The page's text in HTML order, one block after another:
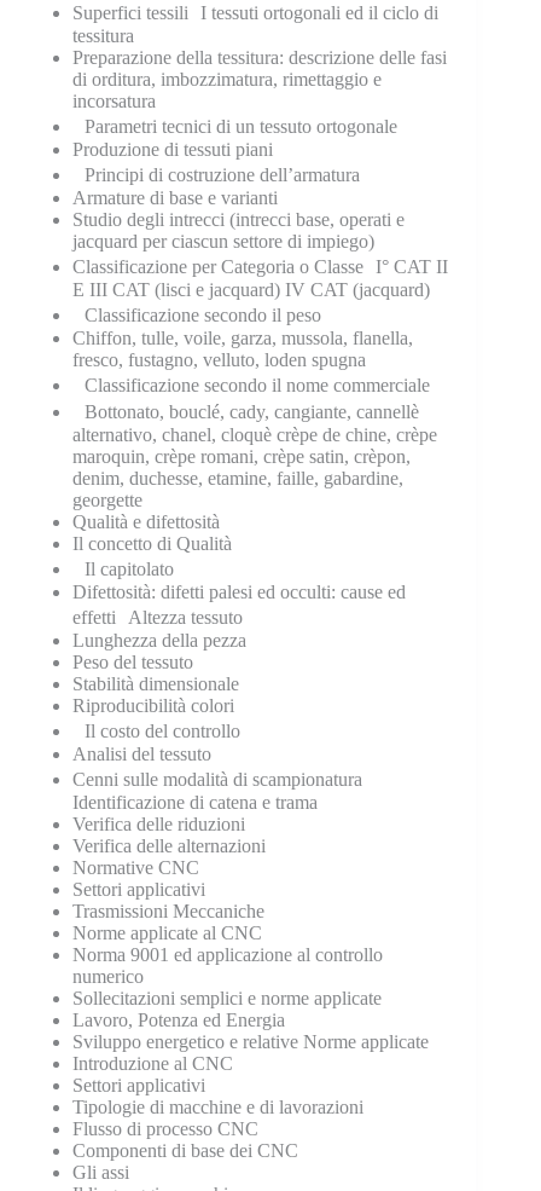
Superfici tessili I tessuti ortogonali ed il ciclo di
tessitura
Preparazione della tessitura: descrizione delle fasi
di orditura, imbozzimatura, rimettaggio e
incorsatura
Parametri tecnici di un tessuto ortogonale
Produzione di tessuti piani
Principi di costruzione dell’armatura
Armature di base e varianti
Studio degli intrecci (intrecci base, operati e
jacquard per ciascun settore di impiego)
Classificazione per Categoria o Classe I° CAT II
E III CAT (lisci e jacquard) IV CAT (jacquard)
Classificazione secondo il peso
Chiffon, tulle, voile, garza, mussola, flanella,
fresco, fustagno, velluto, loden spugna
Classificazione secondo il nome commerciale
Bottonato, bouclé, cady, cangiante, cannellè
alternativo, chanel, cloquè crèpe de chine, crèpe
maroquin, crèpe romani, crèpe satin, crèpon,
denim, duchesse, etamine, faille, gabardine,
georgette
Qualità e difettosità
Il concetto di Qualità
Il capitolato
Difettosità: difetti palesi ed occulti: cause ed
effetti Altezza tessuto
Lunghezza della pezza
Peso del tessuto
Stabilità dimensionale
Riproducibilità colori
Il costo del controllo
Analisi del tessuto
Cenni sulle modalità di scampionatura
Identificazione di catena e trama
Verifica delle riduzioni
Verifica delle alternazioni
Normative CNC
Settori applicativi
Trasmissioni Meccaniche
Norme applicate al CNC
Norma 9001 ed applicazione al controllo
numerico
Sollecitazioni semplici e norme applicate
Lavoro, Potenza ed Energia
Sviluppo energetico e relative Norme applicate
Introduzione al CNC
Settori applicativi
Tipologie di macchine e di lavorazioni
Flusso di processo CNC
Componenti di base dei CNC
Gli assi